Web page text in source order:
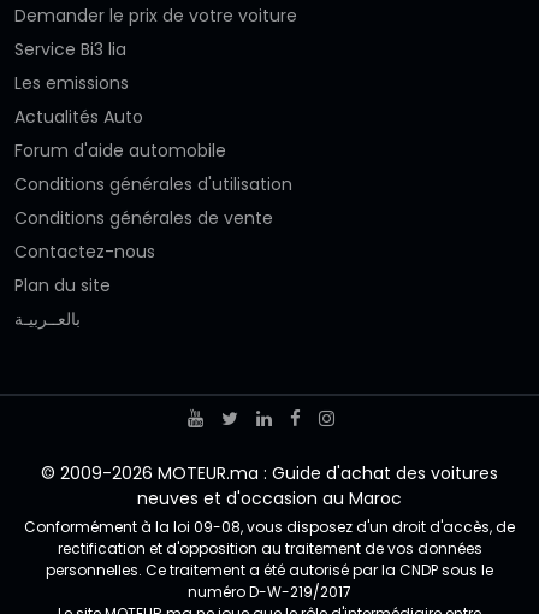
Demander le prix de votre voiture
Service Bi3 lia
Les emissions
Actualités Auto
Forum d'aide automobile
Conditions générales d'utilisation
Conditions générales de vente
Contactez-nous
Plan du site
بالعــربيـة
© 2009-2026 MOTEUR.ma : Guide d'achat des voitures
neuves et d'occasion au Maroc
Conformément à la loi 09-08, vous disposez d'un droit d'accès, de
rectification et d'opposition au traitement de vos données
personnelles. Ce traitement a été autorisé par la CNDP sous le
numéro D-W-219/2017